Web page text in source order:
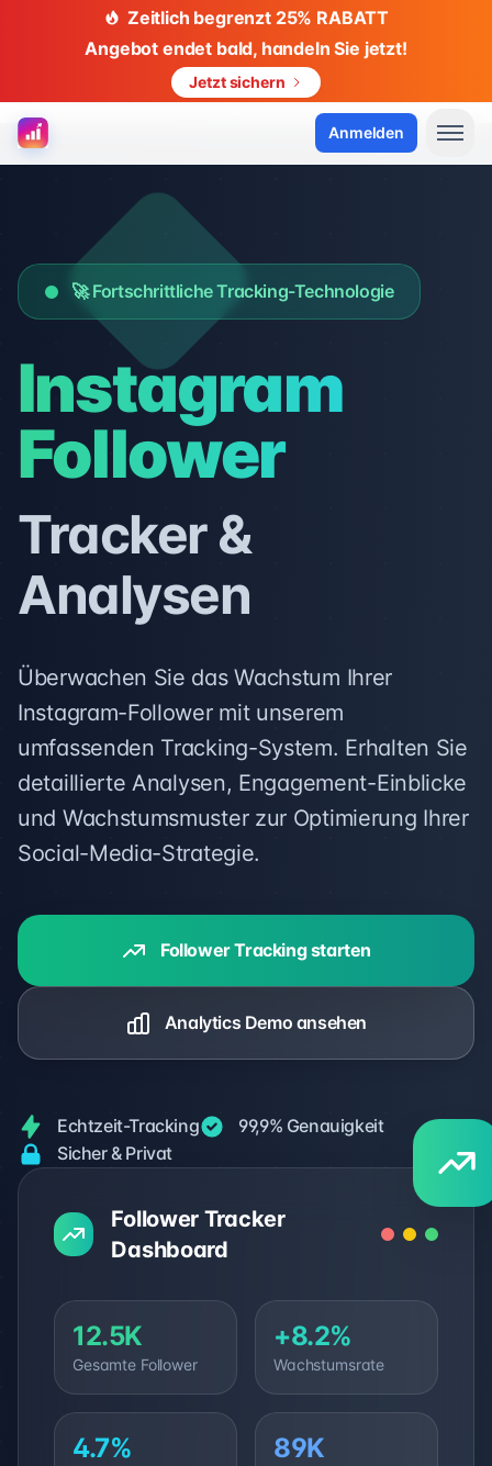
Zeitlich begrenzt 25% RABATT
Angebot endet bald, handeln Sie jetzt!
Jetzt sichern
Anmelden
🚀 Fortschrittliche Tracking-Technologie
Instagram
Follower
Tracker &
Analysen
Überwachen Sie das Wachstum Ihrer
Instagram-Follower mit unserem
umfassenden Tracking-System. Erhalten Sie
detaillierte Analysen, Engagement-Einblicke
und Wachstumsmuster zur Optimierung Ihrer
Social-Media-Strategie.
Follower Tracking starten
Analytics Demo ansehen
Echtzeit-Tracking
99,9% Genauigkeit
Sicher & Privat
Follower Tracker
Dashboard
12.5K
Gesamte Follower
+8.2%
Wachstumsrate
4.7% 89K